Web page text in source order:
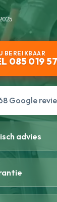
BEREIKBAAR
085 019
Google
advies